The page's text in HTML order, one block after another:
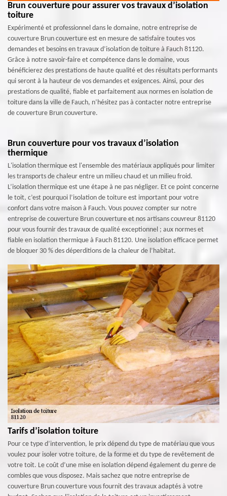
Brun couverture pour assurer vos travaux d’isolation
toiture
Expérimenté et professionnel dans le domaine, notre entreprise de
couverture Brun couverture est en mesure de satisfaire toutes vos
demandes et besoins en travaux d’isolation de toiture à Fauch 81120.
Grâce à notre savoir-faire et compétence dans le domaine, vous
bénéficierez des prestations de haute qualité et des résultats performants
qui seront à la hauteur de vos demandes et exigences. Ainsi, pour des
prestations de qualité, fiable et parfaitement aux normes en isolation de
toiture dans la ville de Fauch, n’hésitez pas à contacter notre entreprise
de couverture Brun couverture.
Brun couverture pour vos travaux d’isolation
thermique
L'isolation thermique est l'ensemble des matériaux appliqués pour limiter
les transports de chaleur entre un milieu chaud et un milieu froid.
L’isolation thermique est une étape à ne pas négliger. Et ce point concerne
le toit, c’est pourquoi l’isolation de toiture est important pour votre
confort dans votre maison à Fauch. Vous pouvez compter sur notre
entreprise de couverture Brun couverture et nos artisans couvreur 81120
pour vous fournir des travaux de qualité exceptionnel ; aux normes et
fiable en isolation thermique à Fauch 81120. Une isolation efficace permet
de bloquer 30 % des déperditions de la chaleur de l’habitat.
Tarifs d’isolation toiture
Pour ce type d’intervention, le prix dépend du type de matériau que vous
voulez pour isoler votre toiture, de la forme et du type de revêtement de
votre toit. Le coût d’une mise en isolation dépend également du genre de
combles que vous disposez. Mais sachez que notre entreprise de
couverture Brun couverture vous fournit des travaux adaptés à votre